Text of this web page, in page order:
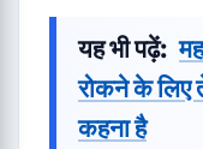
यह भी पढ़ें:
रोकने के लिए
कहना है